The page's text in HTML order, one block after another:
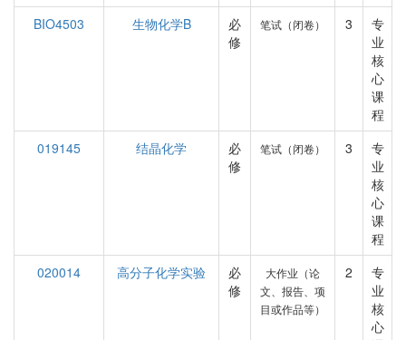
BIO4503
生物化学B
必
修
笔试（闭卷） 3
专
业
核
心
课
程
019145
结晶化学
必
修
笔试（闭卷） 3
专
业
核
心
课
程
020014
高分子化学实验
必
修
大作业（论
文、报告、项
目或作品等）
2
专
业
核
心